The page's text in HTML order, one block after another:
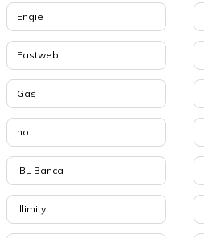
Engie
Fastweb
Gas
ho.
IBL Banca
Illimity